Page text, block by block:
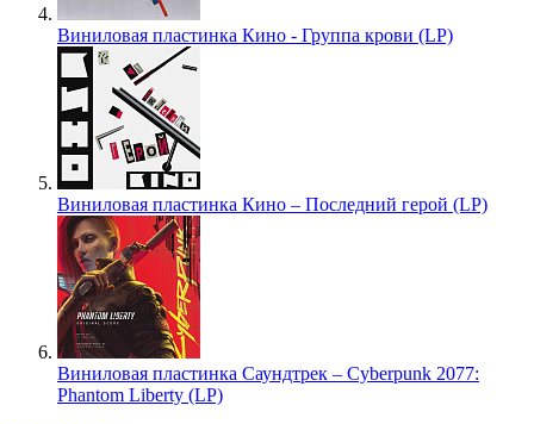
Виниловая пластинка Кино - Группа крови (LP)
Виниловая пластинка Кино – Последний герой (LP)
Виниловая пластинка Саундтрек – Cyberpunk 2077:
Phantom Liberty (LP)